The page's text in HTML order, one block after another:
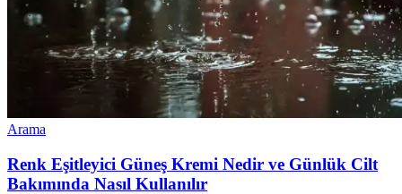
Arama
Renk Eşitleyici Güneş Kremi Nedir ve Günlük Cilt
Bakımında Nasıl Kullanılır